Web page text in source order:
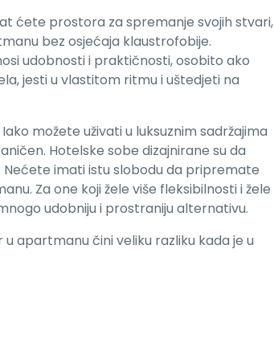
ćete prostora za spremanje svojih stvari,
bez osjećaja klaustrofobije.
udobnosti i praktičnosti, osobito ako
jesti u vlastitom ritmu i uštedjeti na
možete uživati u luksuznim sadržajima
Hotelske sobe dizajnirane su da
Nećete imati istu slobodu da pripremate
Za one koji žele više fleksibilnosti i žele
udobniju i prostraniju alternativu.
apartmanu čini veliku razliku kada je u